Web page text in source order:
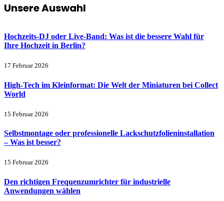
Unsere Auswahl
Hochzeits-DJ oder Live-Band: Was ist die bessere Wahl für
Ihre Hochzeit in Berlin?
17 Februar 2026
High-Tech im Kleinformat: Die Welt der Miniaturen bei Collect
World
15 Februar 2026
Selbstmontage oder professionelle Lackschutzfolieninstallation
– Was ist besser?
15 Februar 2026
Den richtigen Frequenzumrichter für industrielle
Anwendungen wählen